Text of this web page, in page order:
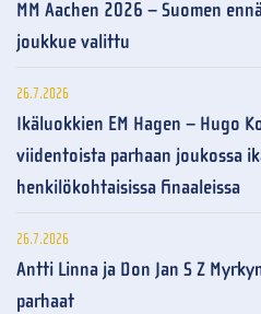
MM Aachen 2026 – Suomen
joukkue valittu
26.7.2026
Ikäluokkien EM Hagen – Hugo
viidentoista parhaan joukossa
henkilökohtaisissa finaaleissa
26.7.2026
Antti Linna ja Don Jan S Z
parhaat